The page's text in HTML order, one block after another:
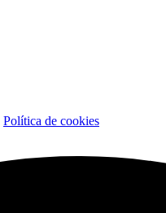
Política de cookies